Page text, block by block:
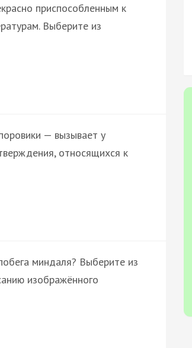
приспособленным к
Выберите из
— вызывает у
относящихся к
миндаля? Выберите из
изображённого